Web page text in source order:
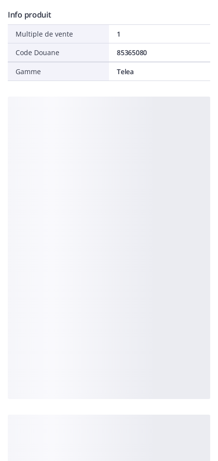
Info produit
Multiple de vente
1
Code Douane
85365080
Gamme Telea